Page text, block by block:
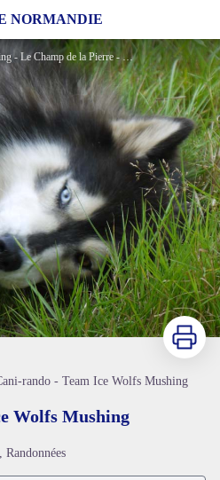
NORMANDIE
Team Ice Wolfs Mushing - Le Champ de la Pierre - ©Team Ice Wolfs Mushing
Imprimer
rando - Team Ice Wolfs Mushing
Wolfs Mushing
Randonnées